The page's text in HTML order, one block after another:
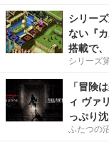
シリー
ない『
搭載で
シリーズ
「冒険
ィ ヴァ
っぷり
ふたつの